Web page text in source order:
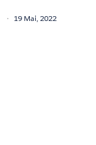
19 Mai, 2022